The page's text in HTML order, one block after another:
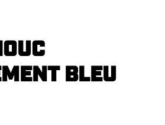
BLEU